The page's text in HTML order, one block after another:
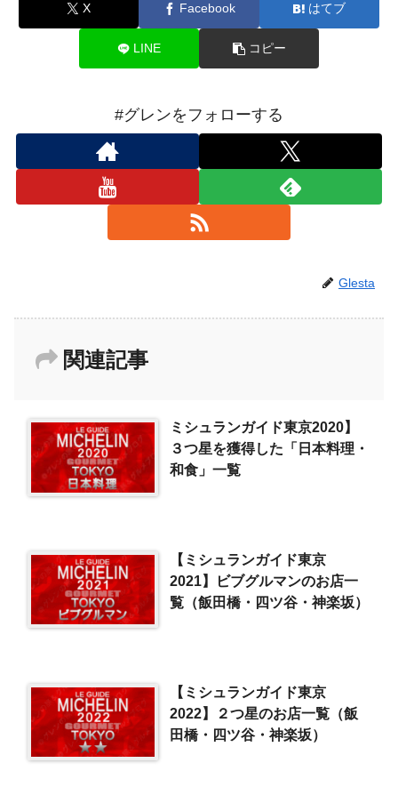
X Facebook はてブ
LINE コピー
#グレンをフォローする
Glesta
関連記事
ミシュランガイド東京2020】
３つ星を獲得した「日本料理・
和食」一覧
【ミシュランガイド東京
2021】ビブグルマンのお店一
覧（飯田橋・四ツ谷・神楽坂）
【ミシュランガイド東京
2022】２つ星のお店一覧（飯
田橋・四ツ谷・神楽坂）